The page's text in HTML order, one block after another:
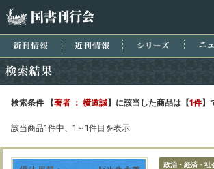
新刊情報 近刊情報 シリーズ
検索条件 【著者 ： 横道誠】に該当した商品は【1件】
該当商品1件中、1～1件目を表示
政治・経済・社